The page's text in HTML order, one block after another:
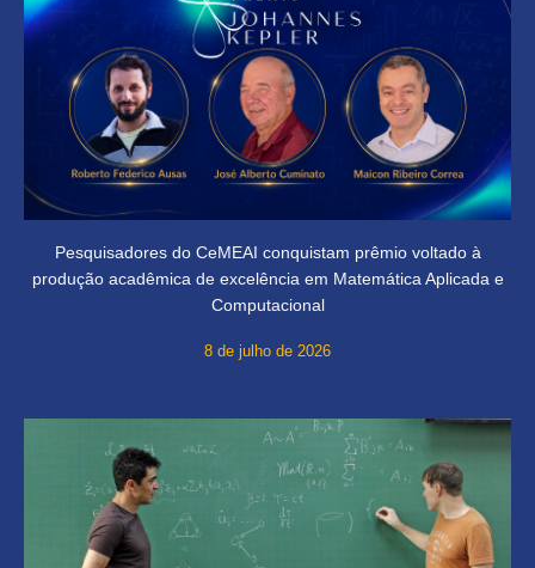
Pesquisadores do CeMEAI conquistam prêmio voltado à
produção acadêmica de excelência em Matemática Aplicada e
Computacional
8 de julho de 2026